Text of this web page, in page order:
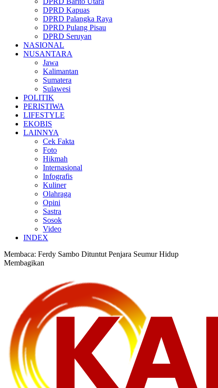
DPRD Kapuas
DPRD Palangka Raya
DPRD Pulang Pisau
DPRD Seruyan
NASIONAL
NUSANTARA
Jawa
Kalimantan
Sumatera
Sulawesi
POLITIK
PERISTIWA
LIFESTYLE
EKOBIS
LAINNYA
Cek Fakta
Foto
Hikmah
Internasional
Infografis
Kuliner
Olahraga
Opini
Sastra
Sosok
Video
INDEX
Membaca: Ferdy Sambo Dituntut Penjara Seumur Hidup
Membagikan